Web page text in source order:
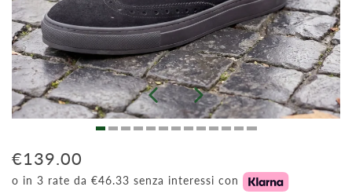
€139.00
o in 3 rate da €46.33 senza interessi con